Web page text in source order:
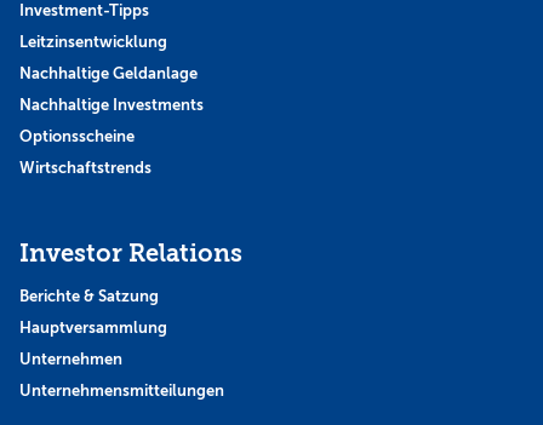
Investment-Tipps
Leitzinsentwicklung
Nachhaltige Geldanlage
Nachhaltige Investments
Optionsscheine
Wirtschaftstrends
Investor Relations
Berichte & Satzung
Hauptversammlung
Unternehmen
Unternehmensmitteilungen